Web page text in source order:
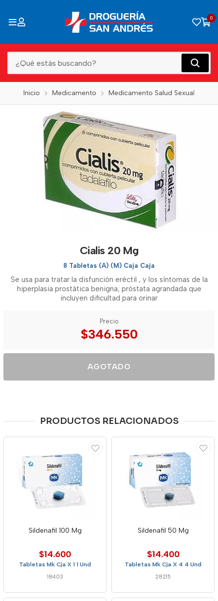
0
Inicio Medicamento Medicamento Salud Sexual
Cialis 20 Mg
8 Tabletas (A) (M) Caja Caja
Se usa para tratar la disfunción eréctil , y los síntomas de la
hiperplasia prostática benigna; próstata agrandada que
incluyen dificultad para orinar
Precio
$346.550
AGOTADO
PRODUCTOS RELACIONADOS
Sildenafil 100 Mg
$14.600
Tabletas Mk Cja X 1 1 Und
18403
Sildenafil 50 Mg
$14.400
Tabletas Mk Cja X 4 4 Und
28215